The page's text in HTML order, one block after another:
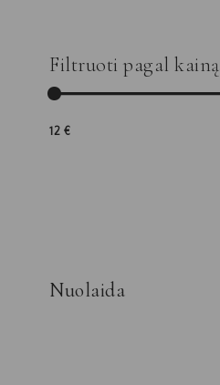
Filtruoti pagal kainą
12 €
Nuolaida